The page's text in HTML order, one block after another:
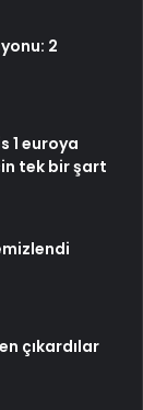
2
1 euroya
tek bir şart
çıkardılar